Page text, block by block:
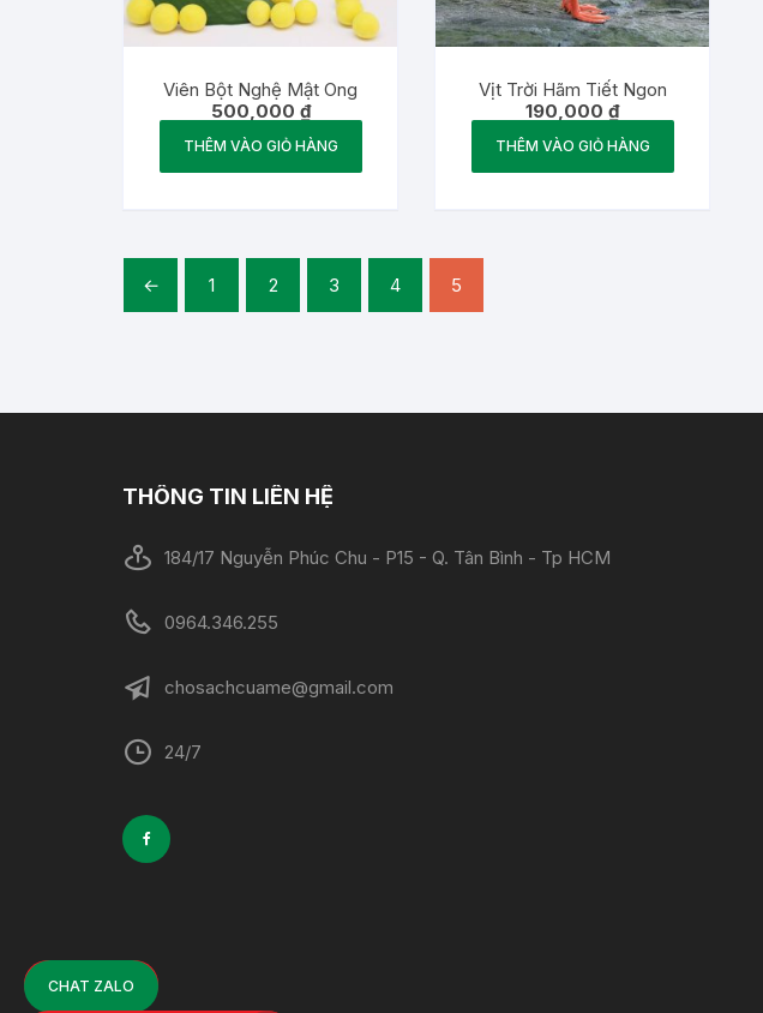
Viên Bột Nghệ Mật Ong
500,000 ₫
THÊM VÀO GIỎ HÀNG
Vịt Trời Hãm Tiết Ngon
190,000 ₫
THÊM VÀO GIỎ HÀNG
← 1 2 3 4 5
THÔNG TIN LIÊN HỆ
184/17 Nguyễn Phúc Chu - P15 - Q. Tân Bình - Tp HCM
0964.346.255
chosachcuame@gmail.com
24/7
CHAT ZALO